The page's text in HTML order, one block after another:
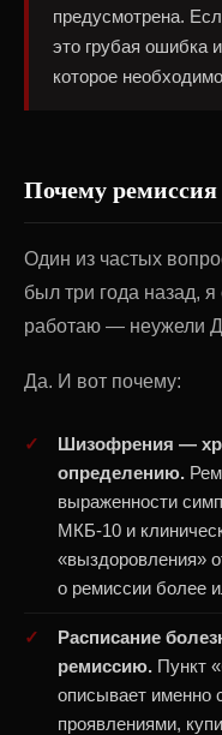
предусмотрена.
это грубая ошибка
которое
Почему
Один из частых
был три года назад,
работаю — неужели
Да. И вот почему:
Шизофрения —
определению.
выраженности
МКБ-10 и
«выздоровления»
о ремиссии более
Расписание
ремиссию. Пункт
описывает именно
проявлениями,